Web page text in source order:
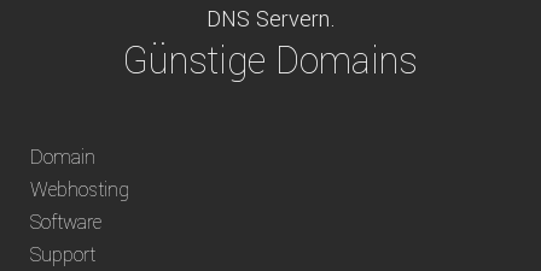
DNS Servern.
Günstige Domains
weltweit verfügbare Domains inklusive
Domain
Webhosting
Software
Support